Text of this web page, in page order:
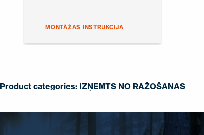
MONTĀŽAS INSTRUKCIJA
Product categories: IZŅEMTS NO RAŽOŠANAS